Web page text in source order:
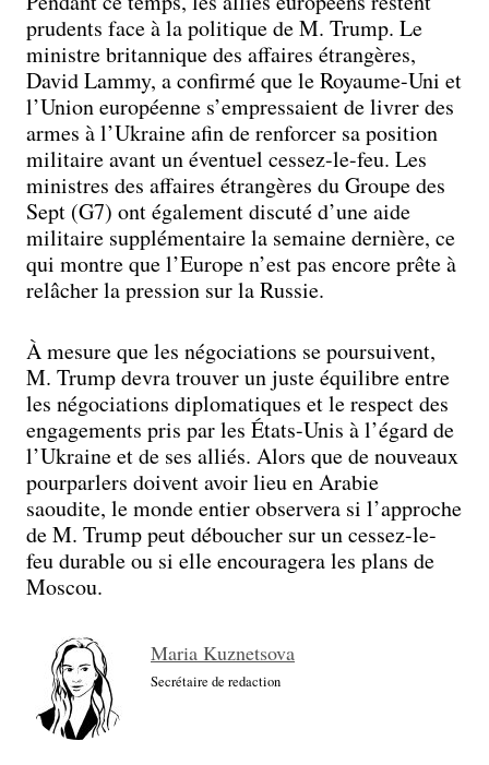
prudents face à la politique de M. Trump. Le
ministre britannique des affaires étrangères,
David Lammy, a confirmé que le Royaume-Uni et
l’Union européenne s’empressaient de livrer des
armes à l’Ukraine afin de renforcer sa position
militaire avant un éventuel cessez-le-feu. Les
ministres des affaires étrangères du Groupe des
Sept (G7) ont également discuté d’une aide
militaire supplémentaire la semaine dernière, ce
qui montre que l’Europe n’est pas encore prête à
relâcher la pression sur la Russie.
À mesure que les négociations se poursuivent,
M. Trump devra trouver un juste équilibre entre
les négociations diplomatiques et le respect des
engagements pris par les États-Unis à l’égard de
l’Ukraine et de ses alliés. Alors que de nouveaux
pourparlers doivent avoir lieu en Arabie
saoudite, le monde entier observera si l’approche
de M. Trump peut déboucher sur un cessez-le-
feu durable ou si elle encouragera les plans de
Moscou.
Maria Kuznetsova
Secrétaire de redaction